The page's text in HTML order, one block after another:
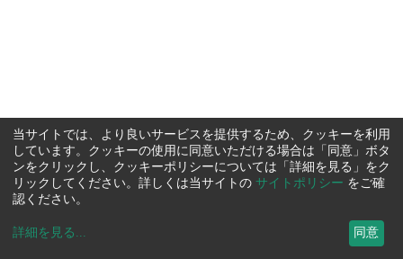
当サイトでは、より良いサービスを提供するため、クッキーを利用
しています。クッキーの使用に同意いただける場合は「同意」ボタ
ンをクリックし、クッキーポリシーについては「詳細を見る」をク
リックしてください。詳しくは当サイトの サイトポリシー をご確
認ください。
詳細を見る ... 同意